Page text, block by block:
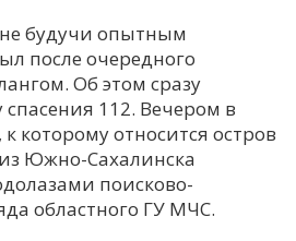
Я
будучи опытным
после очередного
Об этом сразу
112. Вечером в
которому относится остров
Южно-Сахалинска
поисково-
областного ГУ МЧС.